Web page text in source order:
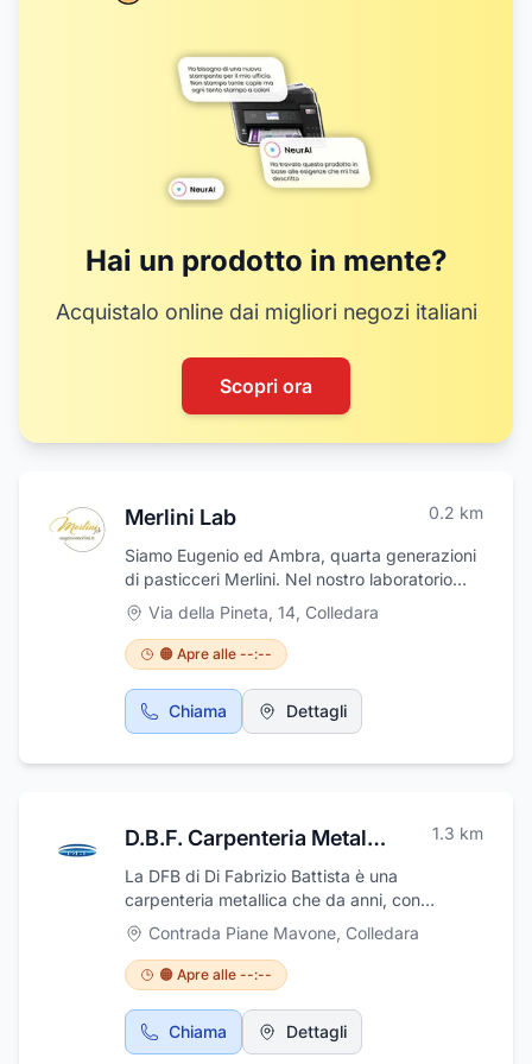
Hai un prodotto in mente?
Acquistalo online dai migliori negozi italiani
Scopri ora
Merlini Lab 0.2 km
Siamo Eugenio ed Ambra, quarta generazioni
di pasticceri Merlini. Nel nostro laboratorio
d'altura produciamo dolci da ricorrenza,
gelato e biscotteria.
Via della Pineta, 14, Colledara
🟠 Apre alle --:--
Chiama Dettagli
D.B.F. Carpenteria Metallica 1.3 km
La DFB di Di Fabrizio Battista è una
carpenteria metallica che da anni, con
competenza, passione e professionalità, si
occupa di lavorazioni artistiche in ferro
battuto. La DFB di Di Fabrizio Battista dispone
di un Laboratorio a Colledara, in provincia di
Teramo, in Zona Artigianale dove si eseguono
direttamente le lavorazioni in ferro battuto
Contrada Piane Mavone, Colledara
🟠 Apre alle --:--
Chiama Dettagli